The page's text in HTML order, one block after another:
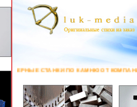
ОТ КОМПАНИИ ГРАВЁР - ТЕЛЕФОН